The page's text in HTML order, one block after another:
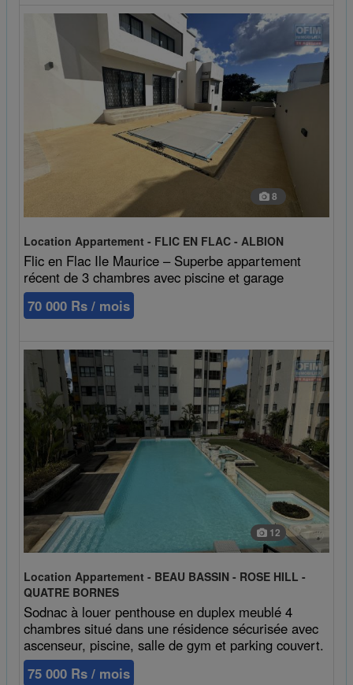
8
Location Appartement - FLIC EN FLAC - ALBION
Flic en Flac Ile Maurice – Superbe appartement
récent de 3 chambres avec piscine et garage
70 000 Rs / mois
12
Location Appartement - BEAU BASSIN - ROSE HILL -
QUATRE BORNES
Sodnac à louer penthouse en duplex meublé 4
chambres situé dans une résidence sécurisée avec
ascenseur, piscine, salle de gym et parking couvert.
75 000 Rs / mois